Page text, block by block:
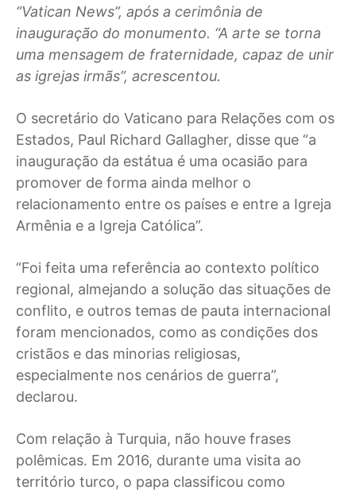
“Vatican News”, após a cerimônia de
inauguração do monumento. “A arte se torna
uma mensagem de fraternidade, capaz de unir
as igrejas irmãs”, acrescentou.
O secretário do Vaticano para Relações com os
Estados, Paul Richard Gallagher, disse que “a
inauguração da estátua é uma ocasião para
promover de forma ainda melhor o
relacionamento entre os países e entre a Igreja
Armênia e a Igreja Católica”.
“Foi feita uma referência ao contexto político
regional, almejando a solução das situações de
conflito, e outros temas de pauta internacional
foram mencionados, como as condições dos
cristãos e das minorias religiosas,
especialmente nos cenários de guerra”,
declarou.
Com relação à Turquia, não houve frases
polêmicas. Em 2016, durante uma visita ao
território turco, o papa classificou como